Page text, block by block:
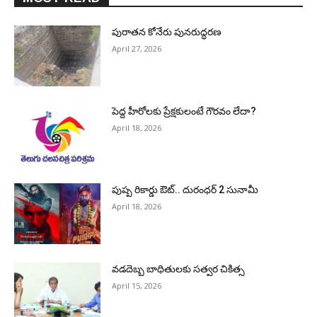
పురాత‌న కోనేరు పున‌రుద్ధ‌ర‌ణ
April 27, 2026
పెద్ద హీరోల‌కు ప్రేక్ష‌కులంటే గౌర‌వం లేదా?
April 18, 2026
పుష్ప రికార్డు ఔట్‌.. దురంధ‌ర్ 2 సునామీ
April 18, 2026
వడదెబ్బ బాధితులకు సత్వర చికిత్స
April 15, 2026